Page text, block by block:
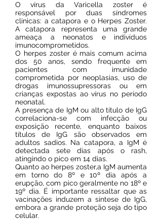
O vírus da Varicella zoster é
responsável por duas síndromes
clinicas: a catapora e o Herpes Zoster.
A catapora representa uma grande
ameaça a neonatos e indivíduos
imunocomprometidos.
O herpes zoster é mais comum acima
dos 50 anos, sendo frequente em
pacientes com imunidade
comprometida por neoplasias, uso de
drogas imunossupressoras ou em
crianças expostas ao vírus no período
neonatal.
A presença de IgM ou alto título de IgG
correlaciona-se com infecção ou
exposição recente, enquanto baixos
títulos de IgG são observados em
adultos sadios. Na catapora, a IgM é
detectada sete dias após o rash,
atingindo o pico em 14 dias.
Quanto ao herpes zoster,a IgM aumenta
em torno do 8º e 10º dia após a
erupção, com pico geralmente no 18º e
19º dia. É importante ressaltar que as
vacinações induzem a síntese de IgG,
embora a grande proteção seja do tipo
celular.